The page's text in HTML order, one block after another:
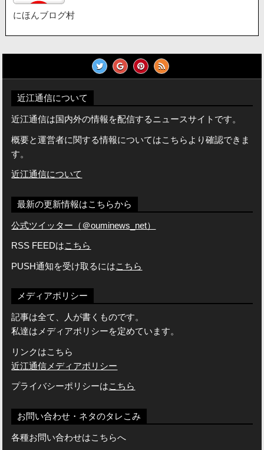
にほんブログ村
近江通信について
近江通信は国内外の情報を配信するニュースサイトです。
概要と運営者に関する情報についてはこちらより確認できま
す。
近江通信について
最新の更新情報はこちらから
公式ツイッター（＠ouminews_net）
RSS FEEDはこちら
PUSH通知を受け取るにはこちら
メディアポリシー
記事は全て、人が書くものです。
私達はメディアポリシーを定めています。
リンクはこちら
近江通信メディアポリシー
プライバシーポリシーはこちら
お問い合わせ・ネタのタレこみ
各種お問い合わせはこちらへ